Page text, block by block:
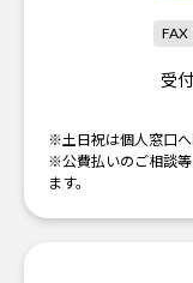
FAX
受
※土日祝は個人窓口へ
※公費払いのご相談
ます。